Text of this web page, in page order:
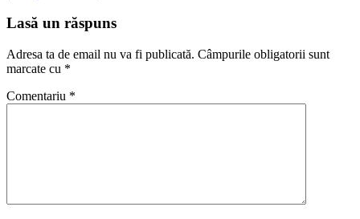
Lasă un răspuns
Adresa ta de email nu va fi publicată. Câmpurile obligatorii sunt
marcate cu *
Comentariu *